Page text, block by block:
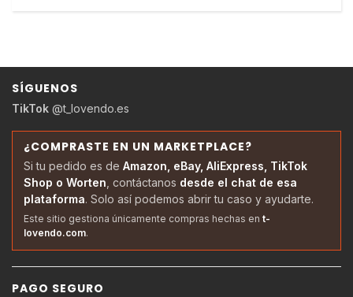
SÍGUENOS
TikTok @t_lovendo.es
¿COMPRASTE EN UN MARKETPLACE?
Si tu pedido es de Amazon, eBay, AliExpress, TikTok
Shop o Worten , contáctanos desde el chat de esa
plataforma. Solo así podemos abrir tu caso y ayudarte.
Este sitio gestiona únicamente compras hechas en t-
lovendo.com.
PAGO SEGURO